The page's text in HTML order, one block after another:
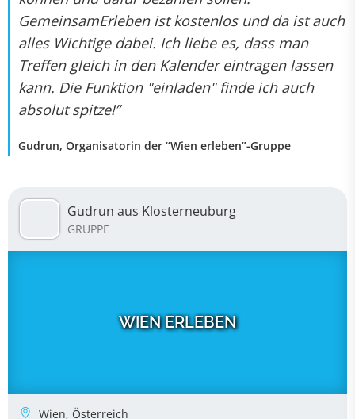
GemeinsamErleben ist kostenlos und da ist auch
alles Wichtige dabei. Ich liebe es, dass man
Treffen gleich in den Kalender eintragen lassen
kann. Die Funktion "einladen" finde ich auch
absolut spitze!”
Gudrun, Organisatorin der “Wien erleben”-Gruppe